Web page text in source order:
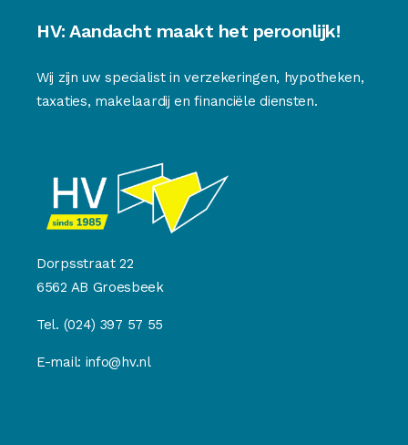
HV: Aandacht maakt het peroonlijk!
Wij zijn uw specialist in verzekeringen, hypotheken,
taxaties, makelaardij en financiële diensten.
Dorpsstraat 22
6562 AB Groesbeek
Tel. (024) 397 57 55
E-mail: info@hv.nl